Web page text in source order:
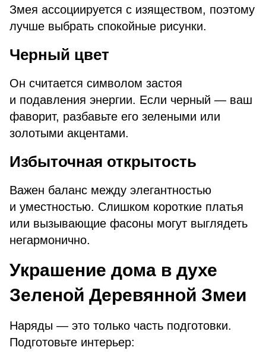
Змея ассоциируется с изяществом, поэтому
лучше выбрать спокойные рисунки.
Черный цвет
Он считается символом застоя
и подавления энергии. Если черный — ваш
фаворит, разбавьте его зелеными или
золотыми акцентами.
Избыточная открытость
Важен баланс между элегантностью
и уместностью. Слишком короткие платья
или вызывающие фасоны могут выглядеть
негармонично.
Украшение дома в духе
Зеленой Деревянной Змеи
Наряды — это только часть подготовки.
Подготовьте интерьер: